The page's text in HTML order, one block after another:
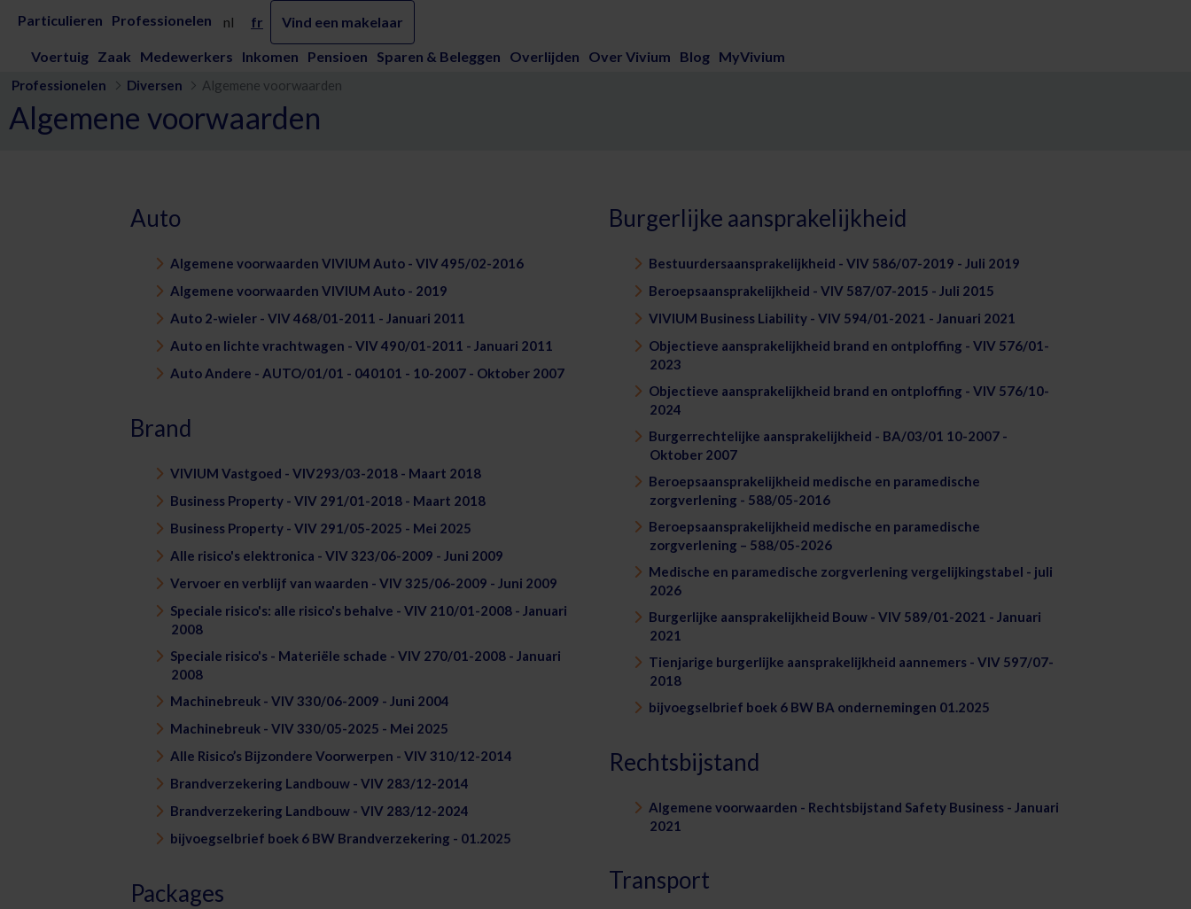
Skip to Main Content
Algemene voorwaarden - Vivium
Particulieren Professionelen nl fr Vind een makelaar
Voertuig Zaak Medewerkers Inkomen Pensioen Sparen & Beleggen Overlijden Over Vivium Blog MyVivium
Professionelen Diversen Algemene voorwaarden
Algemene voorwaarden
Auto
Algemene voorwaarden VIVIUM Auto - VIV 495/02-2016
Algemene voorwaarden VIVIUM Auto - 2019
Auto 2-wieler - VIV 468/01-2011 - Januari 2011
Auto en lichte vrachtwagen - VIV 490/01-2011 - Januari 2011
Auto Andere - AUTO/01/01 - 040101 - 10-2007 - Oktober 2007
Brand
VIVIUM Vastgoed - VIV293/03-2018 - Maart 2018
Business Property - VIV 291/01-2018 - Maart 2018
Business Property - VIV 291/05-2025 - Mei 2025
Alle risico's elektronica - VIV 323/06-2009 - Juni 2009
Vervoer en verblijf van waarden - VIV 325/06-2009 - Juni 2009
Speciale risico's: alle risico's behalve - VIV 210/01-2008 - Januari
2008
Speciale risico's - Materiële schade - VIV 270/01-2008 - Januari
2008
Machinebreuk - VIV 330/06-2009 - Juni 2004
Machinebreuk - VIV 330/05-2025 - Mei 2025
Alle Risico’s Bijzondere Voorwerpen - VIV 310/12-2014
Brandverzekering Landbouw - VIV 283/12-2014
Brandverzekering Landbouw - VIV 283/12-2024
bijvoegselbrief boek 6 BW Brandverzekering - 01.2025
Packages
Burgerlijke aansprakelijkheid
Bestuurdersaansprakelijkheid - VIV 586/07-2019 - Juli 2019
Beroepsaansprakelijkheid - VIV 587/07-2015 - Juli 2015
VIVIUM Business Liability - VIV 594/01-2021 - Januari 2021
Objectieve aansprakelijkheid brand en ontploffing - VIV 576/01-
2023
Objectieve aansprakelijkheid brand en ontploffing - VIV 576/10-
2024
Burgerrechtelijke aansprakelijkheid - BA/03/01 10-2007 -
Oktober 2007
Beroepsaansprakelijkheid medische en paramedische
zorgverlening - 588/05-2016
Beroepsaansprakelijkheid medische en paramedische
zorgverlening – 588/05-2026
Medische en paramedische zorgverlening vergelijkingstabel - juli
2026
Burgerlijke aansprakelijkheid Bouw - VIV 589/01-2021 - Januari
2021
Tienjarige burgerlijke aansprakelijkheid aannemers - VIV 597/07-
2018
bijvoegselbrief boek 6 BW BA ondernemingen 01.2025
Rechtsbijstand
Algemene voorwaarden - Rechtsbijstand Safety Business - Januari
2021
Transport